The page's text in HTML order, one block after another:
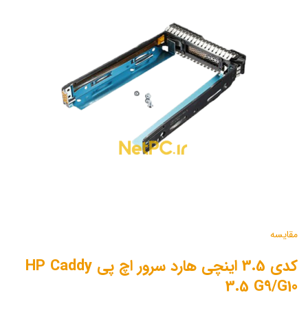
مقایسه
کدی 3.5 اینچی هارد سرور اچ پی HP Caddy
3.5 G9/G10